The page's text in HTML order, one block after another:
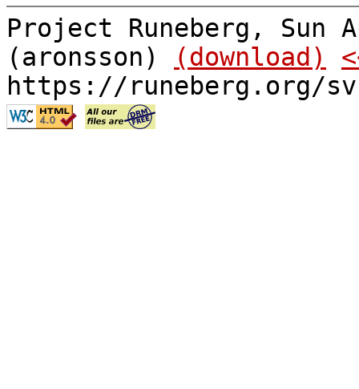
Project Runeberg, Sun
(aronsson)
(download)
https://runeberg.org/